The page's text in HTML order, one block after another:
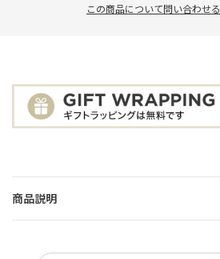
この商品について問い合わせる
商品説明